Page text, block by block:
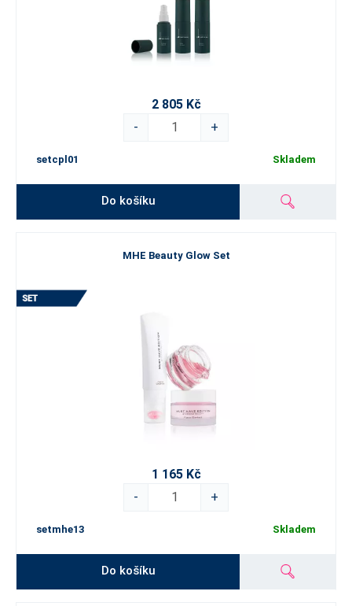
2 805 Kč
-
+
setcpl01 Skladem
Do košíku
MHE Beauty Glow Set
1 165 Kč
-
+
setmhe13 Skladem
Do košíku